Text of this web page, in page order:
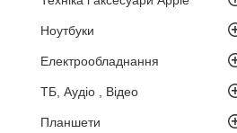
Ноутбуки
Електрообладнання
ТБ, Аудіо , Відео
Планшети